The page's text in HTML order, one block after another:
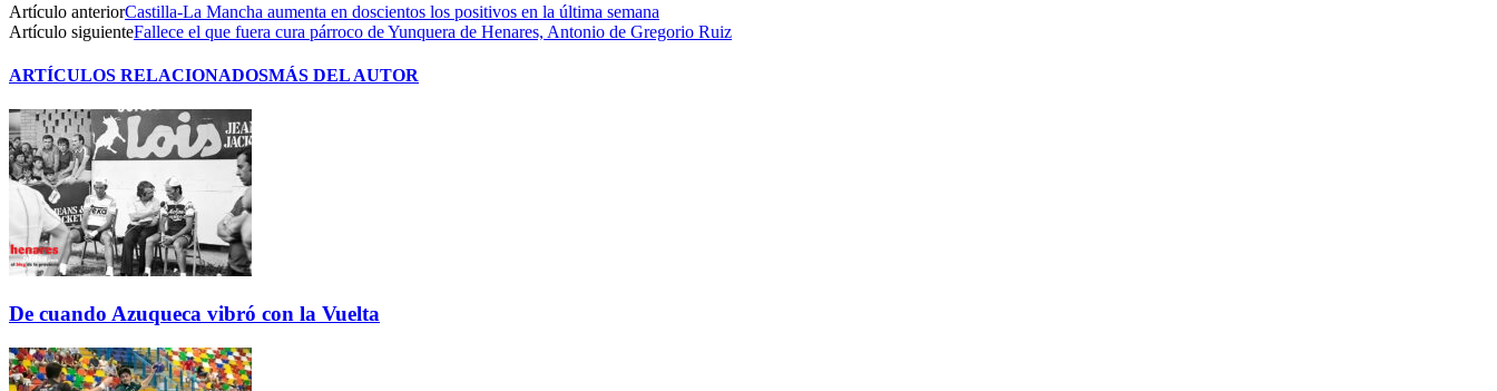
Artículo anteriorCastilla-La Mancha aumenta en doscientos los positivos en la última semana
Artículo siguienteFallece el que fuera cura párroco de Yunquera de Henares, Antonio de Gregorio Ruiz
ARTÍCULOS RELACIONADOSMÁS DEL AUTOR
De cuando Azuqueca vibró con la Vuelta